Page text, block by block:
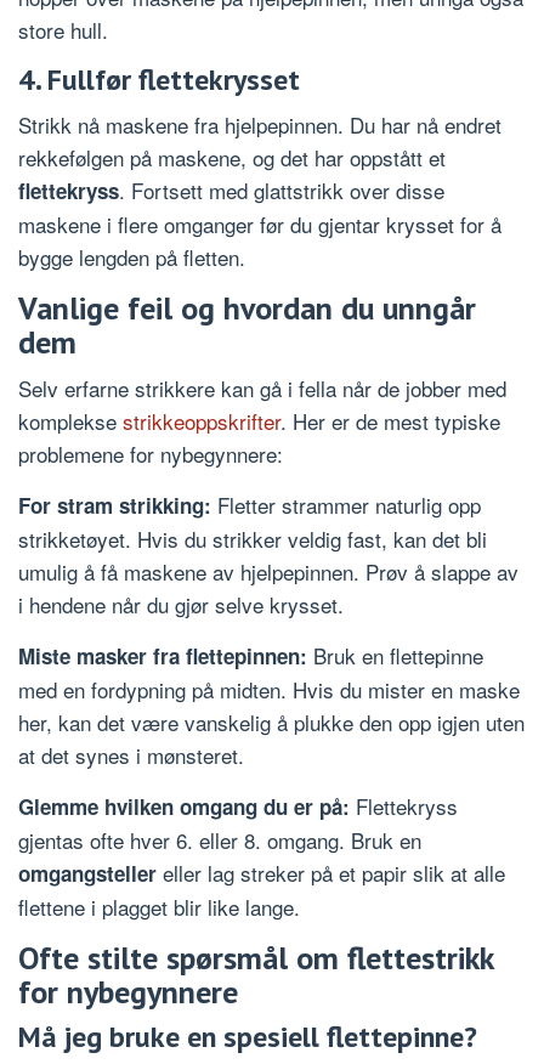
store hull.
4. Fullfør flettekrysset
Strikk nå maskene fra hjelpepinnen. Du har nå endret
rekkefølgen på maskene, og det har oppstått et
flettekryss. Fortsett med glattstrikk over disse
maskene i flere omganger før du gjentar krysset for å
bygge lengden på fletten.
Vanlige feil og hvordan du unngår
dem
Selv erfarne strikkere kan gå i fella når de jobber med
komplekse strikkeoppskrifter. Her er de mest typiske
problemene for nybegynnere:
For stram strikking: Fletter strammer naturlig opp
strikketøyet. Hvis du strikker veldig fast, kan det bli
umulig å få maskene av hjelpepinnen. Prøv å slappe av
i hendene når du gjør selve krysset.
Miste masker fra flettepinnen: Bruk en flettepinne
med en fordypning på midten. Hvis du mister en maske
her, kan det være vanskelig å plukke den opp igjen uten
at det synes i mønsteret.
Glemme hvilken omgang du er på: Flettekryss
gjentas ofte hver 6. eller 8. omgang. Bruk en
omgangsteller eller lag streker på et papir slik at alle
flettene i plagget blir like lange.
Ofte stilte spørsmål om flettestrikk
for nybegynnere
Må jeg bruke en spesiell flettepinne?